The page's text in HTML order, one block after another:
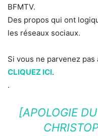
BFMTV.
Des propos qui ont
les réseaux sociaux.
Si vous ne parvenez
CLIQUEZ ICI.
.
[APOLOGIE